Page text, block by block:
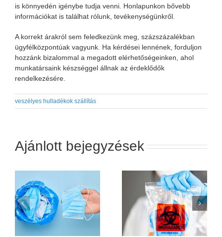
is könnyedén igénybe tudja venni. Honlapunkon bővebb
információkat is találhat rólunk, tevékenységünkről.
A korrekt árakról sem feledkezünk meg, százszázalékban
ügyfélközpontúak vagyunk. Ha kérdései lennének, forduljon
hozzánk bizalommal a megadott elérhetőségeinken, ahol
munkatársaink készséggel állnak az érdeklődők
rendelkezésére.
veszélyes hulladékok szállítás
Ajánlott bejegyzések
Egészségügyi
veszélyeshulladék-
szállítás
biztonságosan és
Veszélyes anyagok
bontása és szállítása:
miért bízd
szakemberre?